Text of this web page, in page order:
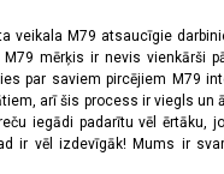
veikala M79 atsaucīgie
mērķis ir nevis vienkārši
par saviem pircējiem M79
arī šis process ir viegls
iegādi padarītu vēl
ir vēl izdevīgāk! Mums ir